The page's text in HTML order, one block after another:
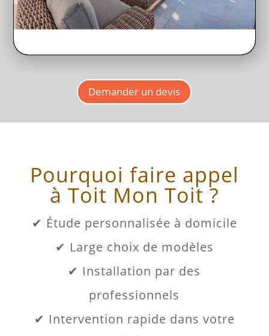
Demander un devis
Pourquoi faire appel
à Toit Mon Toit ?
✔ Étude personnalisée à domicile
✔ Large choix de modèles
✔ Installation par des
professionnels
✔ Intervention rapide dans votre